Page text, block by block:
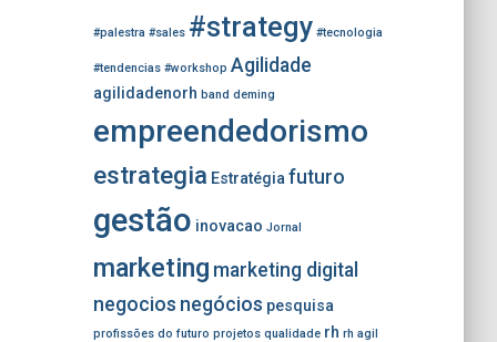
#palestra #sales #strategy #tecnologia
#tendencias #workshop Agilidade
agilidadenorh band deming
empreendedorismo
estrategia Estratégia futuro
gestão inovacao Jornal
marketing marketing digital
negocios negócios pesquisa
profissões do futuro projetos qualidade rh rh agil